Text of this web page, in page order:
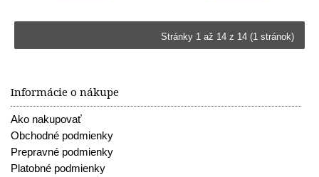
Stránky 1 až 14 z 14 (1 stránok)
Informácie o nákupe
Ako nakupovať
Obchodné podmienky
Prepravné podmienky
Platobné podmienky